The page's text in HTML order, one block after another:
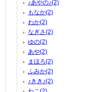
♪あやの♪(2)
もなか(2)
わか(2)
なぎさ(2)
ゆの(2)
あや(2)
まほろ(2)
ふみか(2)
♪きき♪(2)